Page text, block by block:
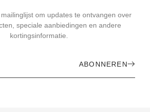
om updates te ontvangen over
speciale aanbiedingen en andere
kortingsinformatie.
ABONNEREN